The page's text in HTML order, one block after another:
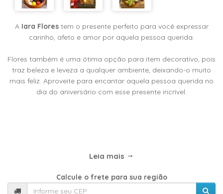
Central
Atendimento
A Iara Florestem o presente perfeito para você expressar
carinho, afeto e amor por aquela pessoa querida.
Flores também é uma ótima opção para item decorativo, pois
traz beleza e leveza a qualquer ambiente, deixando-o muito
mais feliz. Aproveite para encantar aquela pessoa querida no
dia do aniversário com esse presente incrível.
Leia mais
Calcule o frete para sua região